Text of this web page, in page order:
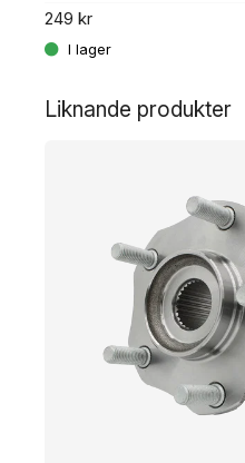
249 kr
Liknande produkter